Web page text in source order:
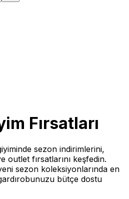
Fırsatları
sezon indirimlerini,
outlet fırsatlarını keşfedin.
sezon koleksiyonlarında en
bütçe dostu